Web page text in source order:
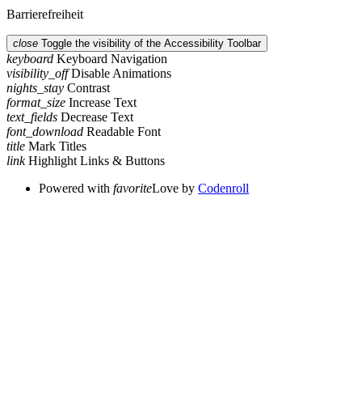
Barrierefreiheit
close Toggle the visibility of the Accessibility Toolbar
keyboard Keyboard Navigation
visibility_off Disable Animations
nights_stay Contrast
format_size Increase Text
text_fields Decrease Text
font_download Readable Font
title Mark Titles
link Highlight Links & Buttons
Powered with favoriteLove by Codenroll